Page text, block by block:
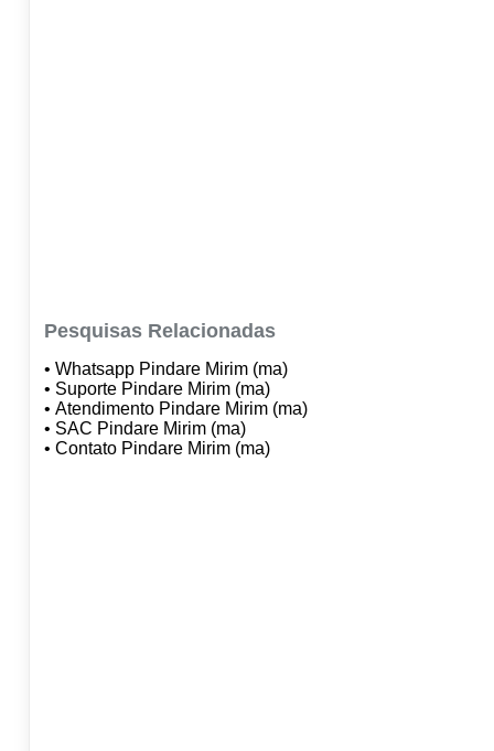
Pesquisas Relacionadas
• Whatsapp Pindare Mirim (ma)
• Suporte Pindare Mirim (ma)
• Atendimento Pindare Mirim (ma)
• SAC Pindare Mirim (ma)
• Contato Pindare Mirim (ma)